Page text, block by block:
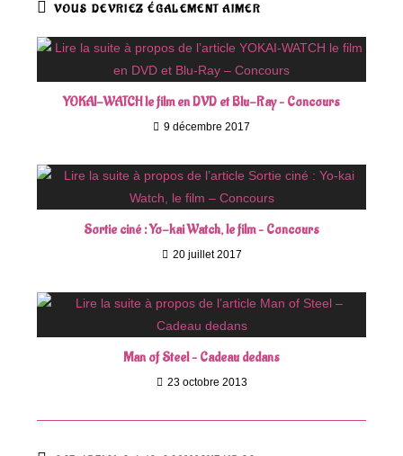
VOUS DEVRIEZ ÉGALEMENT AIMER
YOKAI-WATCH le film en DVD et Blu-Ray – Concours
9 décembre 2017
Sortie ciné : Yo-kai Watch, le film – Concours
20 juillet 2017
Man of Steel – Cadeau dedans
23 octobre 2013